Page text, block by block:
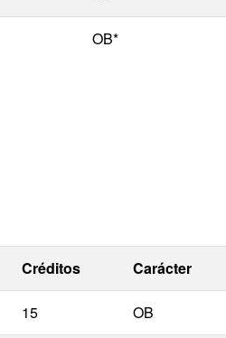
OB*
Créditos Carácter
15 OB